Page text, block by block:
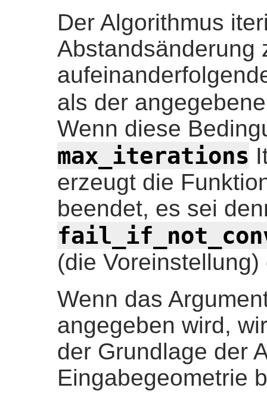
Der Algorithmus
Abstandsänderung
als der
Wenn diese
max_iterations
erzeugt die
beendet, es sei
(die Voreinstellung)
Wenn das
angegeben wird,
der Grundlage der
Eingabegeometrie